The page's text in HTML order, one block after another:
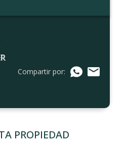
Compartir por:
PROPIEDAD